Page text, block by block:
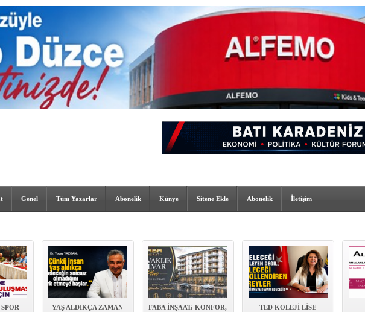
Genel Tüm Yazarlar Abonelik Künye Sitene Ekle Abonelik İletişim
YAŞ ALDIKÇA ZAMAN
FABA İNŞAAT: KONFOR,
TED KOLEJİ LİSE